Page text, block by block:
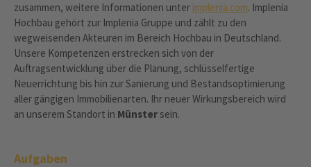
zusammen, weitere Informationen unter implenia.com. Implenia
Hochbau gehört zur Implenia Gruppe und zählt zu den
wegweisenden Akteuren im Bereich Hochbau in Deutschland.
Unsere Kompetenzen erstrecken sich von der
Auftragsentwicklung über die Planung, schlüsselfertige
Neuerrichtung bis hin zur Sanierung und Bestandsoptimierung
aller gängigen Immobilienarten. Ihr neuer Wirkungsbereich wird
an unserem Standort in Münster sein.
Aufgaben